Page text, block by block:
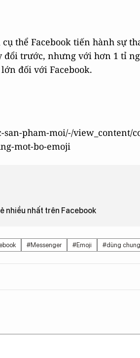
thể Facebook tiến hành sự
đổi trước, nhưng với hơn 1 tỉ
đối với Facebook.
pham-moi/-/view_content/
mot-bo-emoji
nhiều nhất trên Facebook
#Messenger #Emoji #dùng chung